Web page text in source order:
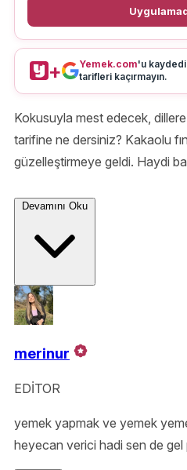
+ Yemek.com'u
tarifleri kaçırmayın.
Kokusuyla mest edecek,
tarifine ne dersiniz? Kakaolu
güzelleştirmeye geldi. Haydi
Devamını Oku
merinur
EDİTOR
yemek yapmak ve yemek
heyecan verici hadi sen de gel